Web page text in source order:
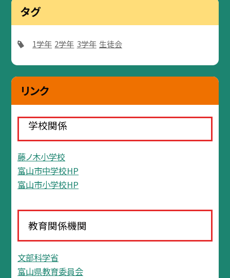
タグ
1学年 2学年 3学年 生徒会
リンク
学校関係
藤ノ木小学校
富山市中学校HP
富山市小学校HP
教育関係機関
文部科学省
富山県教育委員会